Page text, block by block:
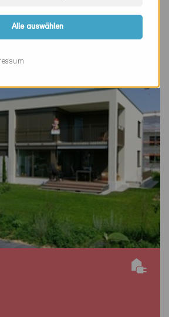
Alle auswählen